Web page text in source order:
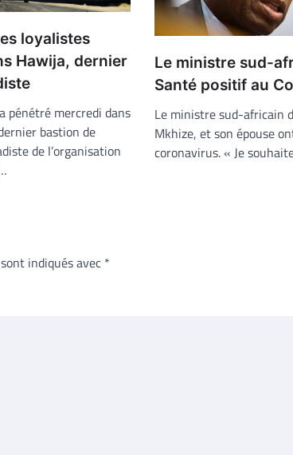
loyalistes
Hawija, dernier
pénétré mercredi dans
bastion de
de l’organisation
Le ministre sud-
Santé positif au
Le ministre sud-africain
Mkhize, et son épouse
coronavirus. « Je
indiqués avec *